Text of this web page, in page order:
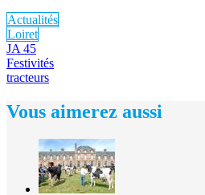
Actualités
Loiret
JA 45
Festivités
tracteurs
Vous aimerez aussi